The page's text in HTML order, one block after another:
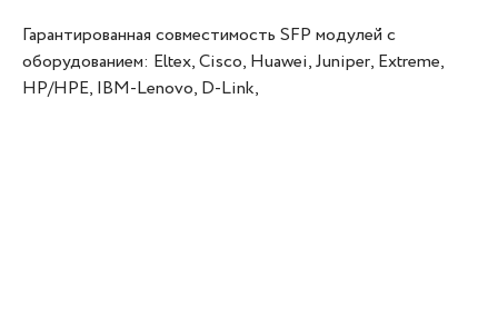
Гарантированная совместимость SFP модулей с
оборудованием: Eltex, Cisco, Huawei, Juniper, Extreme,
HP/HPE, IBM-Lenovo, D-Link,